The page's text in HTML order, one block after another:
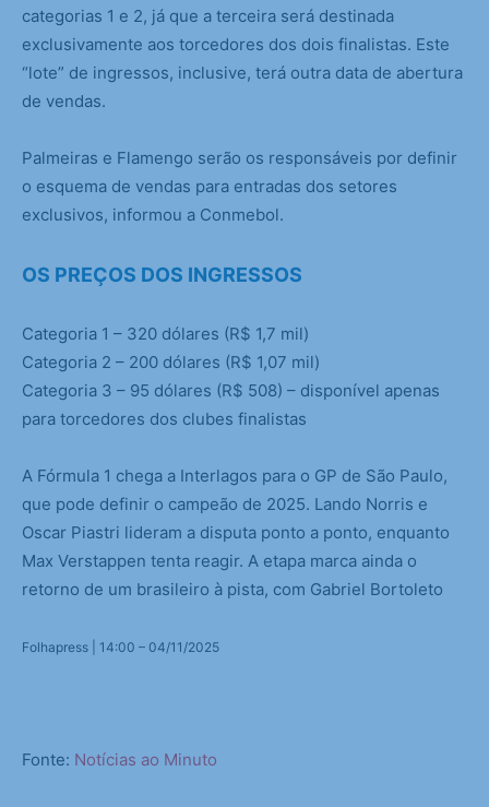
categorias 1 e 2, já que a terceira será destinada
exclusivamente aos torcedores dos dois finalistas. Este
“lote” de ingressos, inclusive, terá outra data de abertura
de vendas.
Palmeiras e Flamengo serão os responsáveis por definir
o esquema de vendas para entradas dos setores
exclusivos, informou a Conmebol.
OS PREÇOS DOS INGRESSOS
Categoria 1 – 320 dólares (R$ 1,7 mil)
Categoria 2 – 200 dólares (R$ 1,07 mil)
Categoria 3 – 95 dólares (R$ 508) – disponível apenas
para torcedores dos clubes finalistas
A Fórmula 1 chega a Interlagos para o GP de São Paulo,
que pode definir o campeão de 2025. Lando Norris e
Oscar Piastri lideram a disputa ponto a ponto, enquanto
Max Verstappen tenta reagir. A etapa marca ainda o
retorno de um brasileiro à pista, com Gabriel Bortoleto
Folhapress | 14:00 – 04/11/2025
Fonte: Notícias ao Minuto